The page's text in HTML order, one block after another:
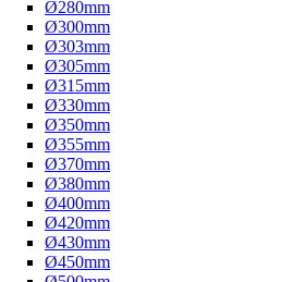
Ø280mm
Ø300mm
Ø303mm
Ø305mm
Ø315mm
Ø330mm
Ø350mm
Ø355mm
Ø370mm
Ø380mm
Ø400mm
Ø420mm
Ø430mm
Ø450mm